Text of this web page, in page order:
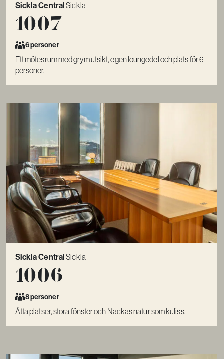
Sickla CentralSickla
1007
6 personer
Ett mötesrum med grym utsikt, egen loungedel och plats för 6
personer.
Sickla Central Sickla
1006
8 personer
Åtta platser, stora fönster och Nackas natur som kuliss.